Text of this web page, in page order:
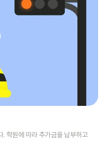
. 학원에 따라 추가금을 납부하고